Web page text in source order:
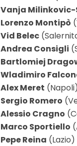
Vanja
Lorenzo Montipò
Vid Belec
Andrea Consigli
Bartlomiej
Wladimiro
Alex Meret
Sergio Romero
Alessio Cragno
Marco Sportiello
Pepe Reina (Lazio)